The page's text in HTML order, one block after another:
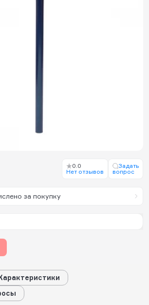
0.0
Нет отзывов
Задать
вопрос
за покупку